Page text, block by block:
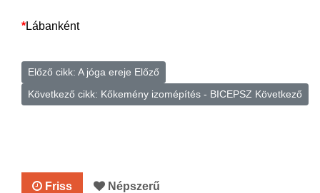
*Lábanként
Előző cikk: A jóga ereje Előző
Következő cikk: Kőkemény izomépítés - BICEPSZ Következő
Friss Népszerű